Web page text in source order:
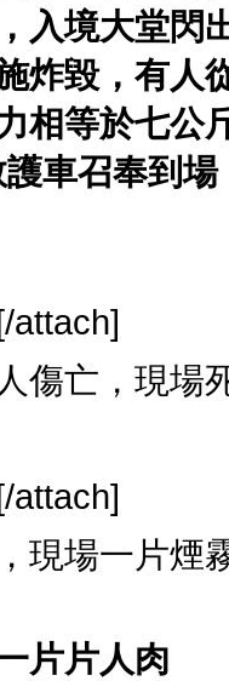
入境大堂閃
炸毀，有人
相等於七公
車召奉到
attach]
傷亡，現場
attach]
現場一片煙
片片人肉